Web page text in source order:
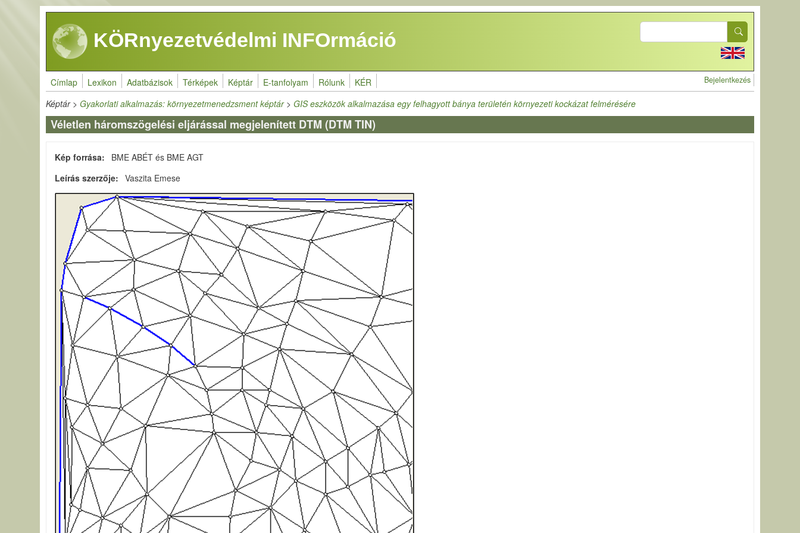
Ugrás a tartalomra
KÖRnyezetvédelmi INFOrmáció
Search
Címlap Lexikon Adatbázisok Térképek Képtár E-tanfolyam Rólunk KÉR User
Bejelentkezés
Képtár>Gyakorlati alkalmazás: környezetmenedzsment képtár>GIS eszközök alkalmazása egy felhagyott bánya területén környezeti kockázat felmérésére
Véletlen háromszögelési eljárással megjelenített DTM (DTM TIN)
Kép forrása
BME ABÉT és BME AGT
Leírás szerzője
Vaszita Emese